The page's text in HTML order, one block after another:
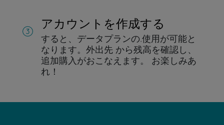
アカウントを作成する
すると、データプランの.使用が可能と
なります。 外出先 から残高を確認し、
追加購入がおこなえます。
お楽しみあ
れ！